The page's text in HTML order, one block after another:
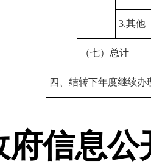
3.其他
（七）总计
四、结转下年度继续办
府信息